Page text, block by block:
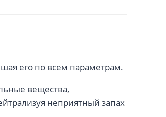
его по всем параметрам.
вещества,
неприятный запах